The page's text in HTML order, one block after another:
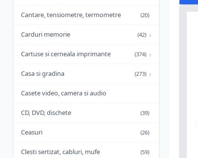
Cantare, tensiometre, termometre (20)
Carduri memorie (42) ›
Cartuse si cerneala imprimante (374) ›
Casa si gradina (273) ›
Casete video, camera si audio
CD, DVD, dischete (39)
Ceasuri (26)
Clesti sertizat, cabluri, mufe (59)